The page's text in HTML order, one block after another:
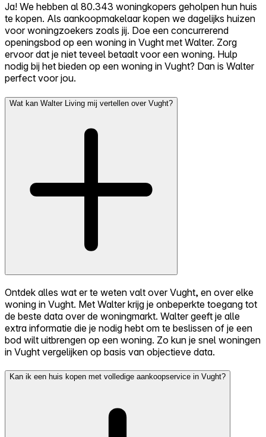
Ja! We hebben al 80.343 woningkopers geholpen hun huis
te kopen. Als aankoopmakelaar kopen we dagelijks huizen
voor woningzoekers zoals jij. Doe een concurrerend
openingsbod op een woning in Vught met Walter. Zorg
ervoor dat je niet teveel betaalt voor een woning. Hulp
nodig bij het bieden op een woning in Vught? Dan is Walter
perfect voor jou.
Wat kan Walter Living mij vertellen over Vught?
Ontdek alles wat er te weten valt over Vught, en over elke
woning in Vught. Met Walter krijg je onbeperkte toegang tot
de beste data over de woningmarkt. Walter geeft je alle
extra informatie die je nodig hebt om te beslissen of je een
bod wilt uitbrengen op een woning. Zo kun je snel woningen
in Vught vergelijken op basis van objectieve data.
Kan ik een huis kopen met volledige aankoopservice in Vught?